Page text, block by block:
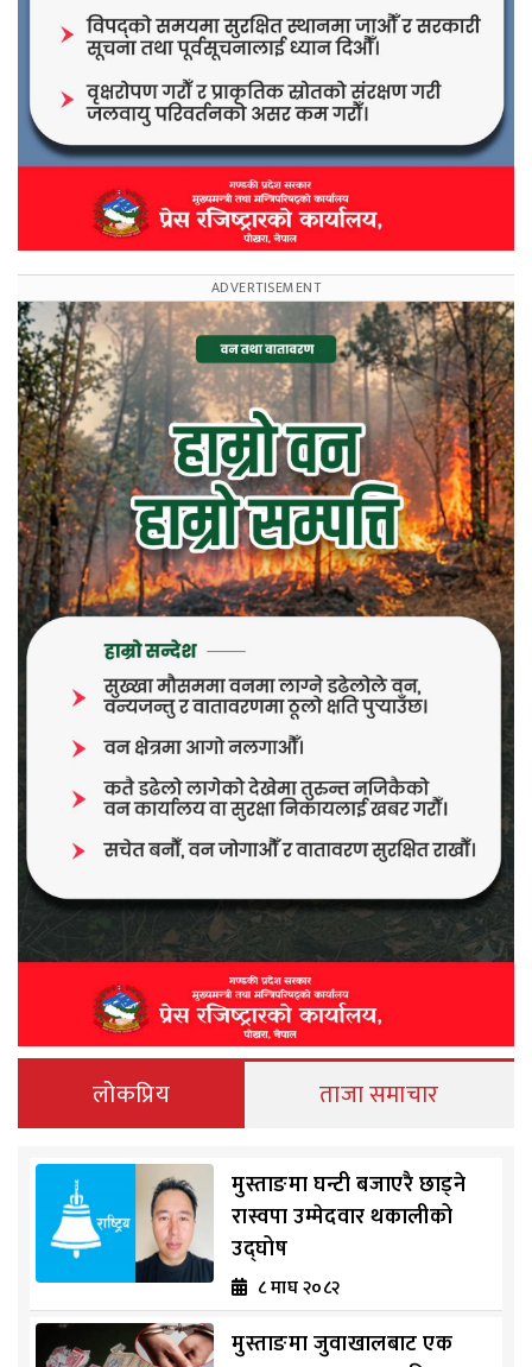
लोकप्रिय ताजा समाचार
मुस्ताङमा घन्टी बजाएरै छाड्ने
रास्वपा उम्मेदवार थकालीको
उद्घोष
८ माघ २०८२
मुस्ताङमा जुवाखालबाट एक